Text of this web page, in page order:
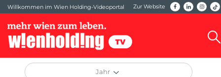
Willkommen im Wien Holding-Videoportal Zur Website
Jahr